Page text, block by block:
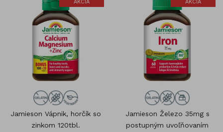
AKCIA
Jamieson Vápnik, horčík so
zinkom 120tbl.
AKCIA
Jamieson Železo 35mg s
postupným uvoľňovaním